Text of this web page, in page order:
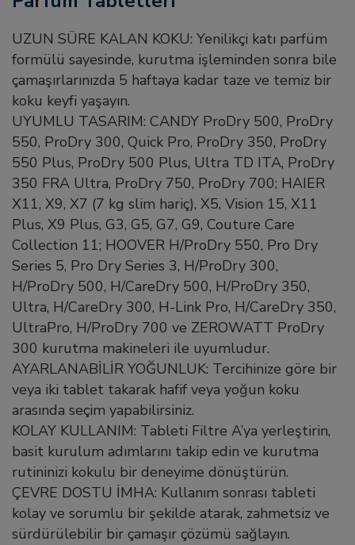
UZUN SÜRE KALAN KOKU: Yenilikçi katı parfüm
formülü sayesinde, kurutma işleminden sonra bile
çamaşırlarınızda 5 haftaya kadar taze ve temiz bir
koku keyfi yaşayın.
UYUMLU TASARIM: CANDY ProDry 500, ProDry
550, ProDry 300, Quick Pro, ProDry 350, ProDry
550 Plus, ProDry 500 Plus, Ultra TD ITA, ProDry
350 FRA Ultra, ProDry 750, ProDry 700; HAIER
X11, X9, X7 (7 kg slim hariç), X5, Vision 15, X11
Plus, X9 Plus, G3, G5, G7, G9, Couture Care
Collection 11; HOOVER H/ProDry 550, Pro Dry
Series 5, Pro Dry Series 3, H/ProDry 300,
H/ProDry 500, H/CareDry 500, H/ProDry 350,
Ultra, H/CareDry 300, H-Link Pro, H/CareDry 350,
UltraPro, H/ProDry 700 ve ZEROWATT ProDry
300 kurutma makineleri ile uyumludur.
AYARLANABİLİR YOĞUNLUK: Tercihinize göre bir
veya iki tablet takarak hafif veya yoğun koku
arasında seçim yapabilirsiniz.
KOLAY KULLANIM: Tableti Filtre A’ya yerleştirin,
basit kurulum adımlarını takip edin ve kurutma
rutininizi kokulu bir deneyime dönüştürün.
ÇEVRE DOSTU İMHA: Kullanım sonrası tableti
kolay ve sorumlu bir şekilde atarak, zahmetsiz ve
sürdürülebilir bir çamaşır çözümü sağlayın.